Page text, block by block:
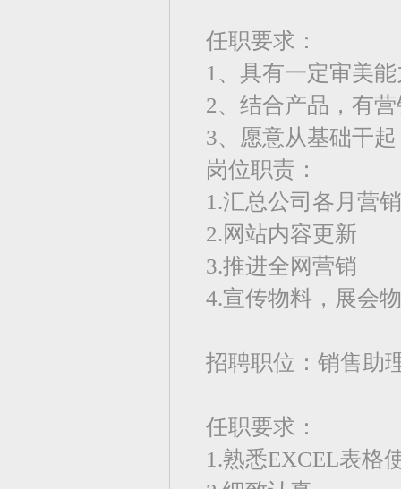
任职要求：
1、具有一定审美
2、结合产品，有
3、愿意从基础干
岗位职责：
1.汇总公司各月营
2.网站内容更新
3.推进全网营销
4.宣传物料，展会
招聘职位：销售助
任职要求：
1.熟悉EXCEL表格